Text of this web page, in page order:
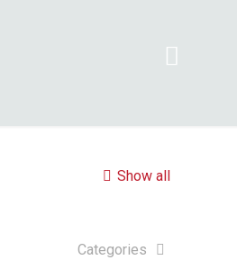
Show all
Categories